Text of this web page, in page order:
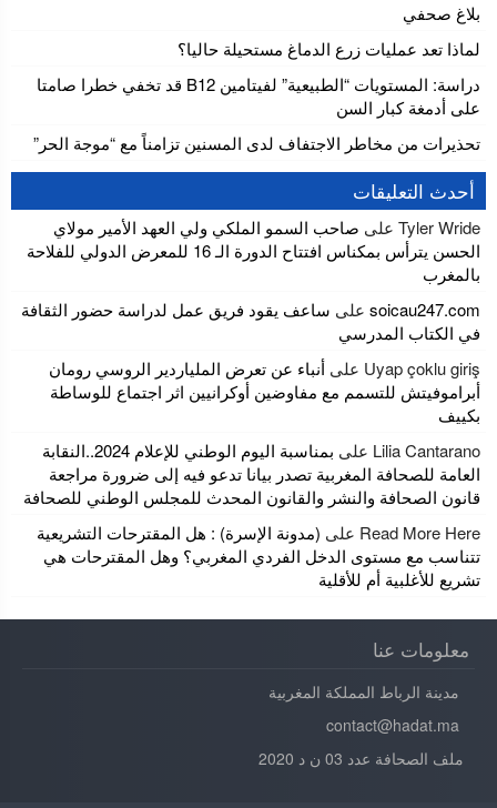
بلاغ صحفي
لماذا تعد عمليات زرع الدماغ مستحيلة حاليا؟
دراسة: المستويات “الطبيعية” لفيتامين B12 قد تخفي خطرا صامتا
على أدمغة كبار السن
تحذيرات من مخاطر الاجتفاف لدى المسنين تزامناً مع “موجة الحر”
أحدث التعليقات
Tyler Wride على صاحب السمو الملكي ولي العهد الأمير مولاي
الحسن يترأس بمكناس افتتاح الدورة الـ 16 للمعرض الدولي للفلاحة
بالمغرب
soicau247.com على ساعف يقود فريق عمل لدراسة حضور الثقافة
في الكتاب المدرسي
Uyap çoklu giriş على أنباء عن تعرض الملياردير الروسي رومان
أبراموفيتش للتسمم مع مفاوضين أوكرانيين اثر اجتماع للوساطة
بكييف
Lilia Cantarano على
بمناسبة اليوم الوطني للإعلام 2024..النقابة
العامة للصحافة المغربية تصدر بيانا تدعو فيه إلى ضرورة مراجعة
قانون الصحافة والنشر والقانون المحدث للمجلس الوطني للصحافة
Read More Here على (مدونة الإسرة) : هل المقترحات التشريعية
تتناسب مع مستوى الدخل الفردي المغربي؟ وهل المقترحات هي
تشريع للأغلبية أم للأقلية
معلومات عنا
مدينة الرباط المملكة المغربية
ملف الصحافة عدد 03 ن د 2020